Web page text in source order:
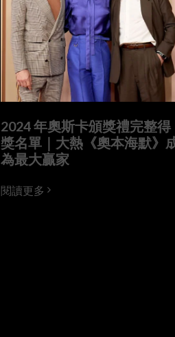
2024 年奧斯卡頒獎禮完整得
獎名單｜大熱《奧本海默》
為最大贏家
閱讀更多